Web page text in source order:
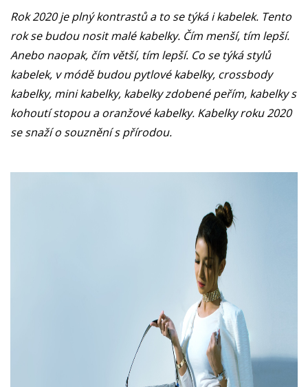
Rok 2020 je plný kontrastů a to se týká i kabelek. Tento
rok se budou nosit malé kabelky. Čím menší, tím lepší.
Anebo naopak, čím větší, tím lepší. Co se týká stylů
kabelek, v módě budou pytlové kabelky, crossbody
kabelky, mini kabelky, kabelky zdobené peřím, kabelky s
kohoutí stopou a oranžové kabelky. Kabelky roku 2020
se snaží o souznění s přírodou.